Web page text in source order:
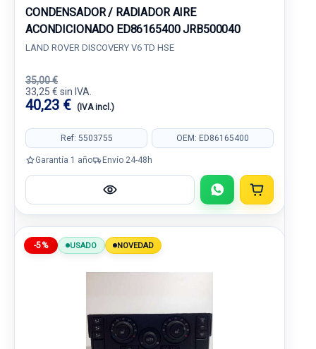
CONDENSADOR / RADIADOR AIRE
ACONDICIONADO ED86165400 JRB500040
LAND ROVER DISCOVERY V6 TD HSE
35,00 €
33,25 € sin IVA.
40,23 € (IVA incl.)
Ref: 5503755 OEM: ED86165400
Garantía 1 año Envío 24-48h
-5% USADO NOVEDAD